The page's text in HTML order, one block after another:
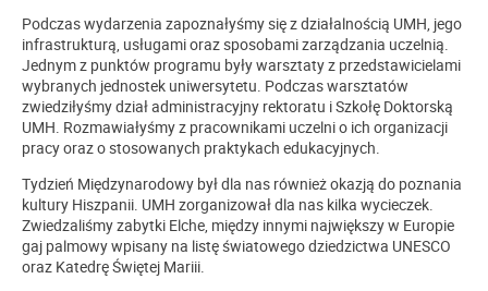
Podczas wydarzenia zapoznałyśmy się z działalnością UMH, jego
infrastrukturą, usługami oraz sposobami zarządzania uczelnią.
Jednym z punktów programu były warsztaty z przedstawicielami
wybranych jednostek uniwersytetu. Podczas warsztatów
zwiedziłyśmy dział administracyjny rektoratu i Szkołę Doktorską
UMH. Rozmawiałyśmy z pracownikami uczelni o ich organizacji
pracy oraz o stosowanych praktykach edukacyjnych.
Tydzień Międzynarodowy był dla nas również okazją do poznania
kultury Hiszpanii. UMH zorganizował dla nas kilka wycieczek.
Zwiedzaliśmy zabytki Elche, między innymi największy w Europie
gaj palmowy wpisany na listę światowego dziedzictwa UNESCO
oraz Katedrę Świętej Mariii.